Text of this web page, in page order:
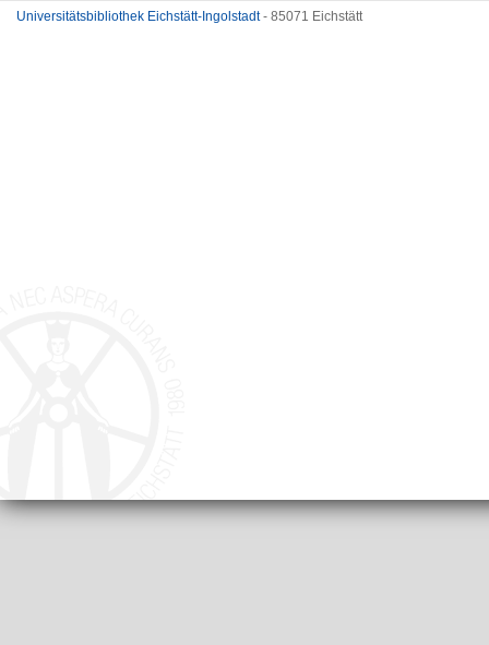
Universitätsbibliothek Eichstätt-Ingolstadt- 85071 Eichstätt